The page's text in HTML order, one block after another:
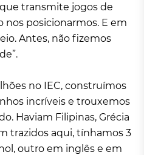
transmite jogos de
posicionarmos. E em
Antes, não fizemos
no IEC, construímos
incríveis e trouxemos
Haviam Filipinas, Grécia
trazidos aqui, tínhamos 3
outro em inglês e em